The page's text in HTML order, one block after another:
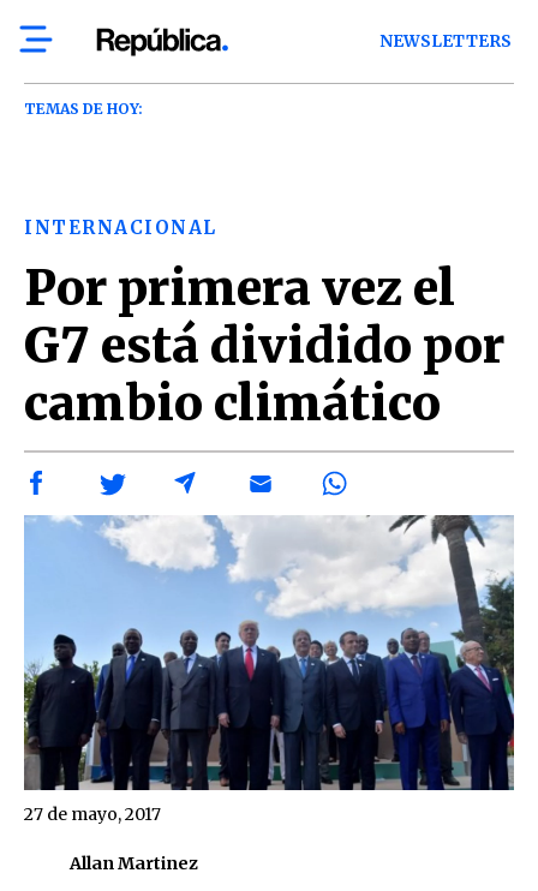
NEWSLETTERS
TEMAS DE HOY:
INTERNACIONAL
Por primera vez el
G7 está dividido por
cambio climático
Allan Martinez
27 de mayo, 2017